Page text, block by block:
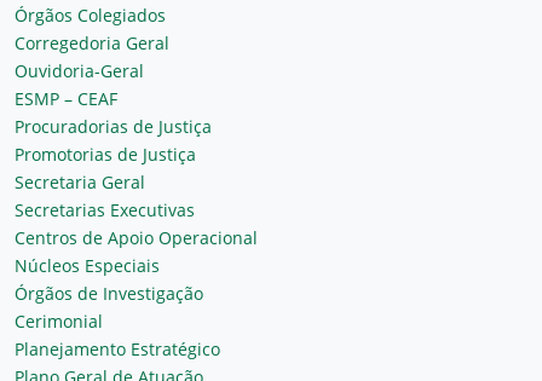
Órgãos Colegiados
Corregedoria Geral
Ouvidoria-Geral
ESMP – CEAF
Procuradorias de Justiça
Promotorias de Justiça
Secretaria Geral
Secretarias Executivas
Centros de Apoio Operacional
Núcleos Especiais
Órgãos de Investigação
Cerimonial
Planejamento Estratégico